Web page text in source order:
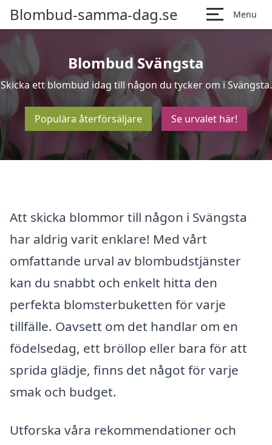
Blombud-samma-dag.se Menu
Blombud Svängsta
Skicka ett blombud idag till någon du tycker om i Svängsta.
Populära återförsäljare Se urvalet här!
Att skicka blommor till någon i Svängsta
har aldrig varit enklare! Med vårt
omfattande urval av blombudstjänster
kan du snabbt och enkelt hitta den
perfekta blomsterbuketten för varje
tillfälle. Oavsett om det handlar om en
födelsedag, ett bröllop eller bara för att
sprida glädje, finns det något för varje
smak och budget.
Utforska våra rekommendationer och